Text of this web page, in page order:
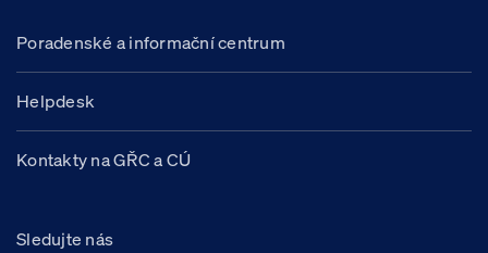
Poradenské a informační centrum
Helpdesk
Kontakty na GŘC a CÚ
Sledujte nás